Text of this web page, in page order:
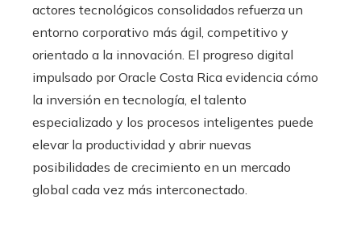
actores tecnológicos consolidados refuerza un
entorno corporativo más ágil, competitivo y
orientado a la innovación. El progreso digital
impulsado por Oracle Costa Rica evidencia cómo
la inversión en tecnología, el talento
especializado y los procesos inteligentes puede
elevar la productividad y abrir nuevas
posibilidades de crecimiento en un mercado
global cada vez más interconectado.